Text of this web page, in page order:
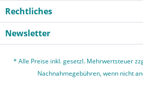
Rechtliches
Newsletter
* Alle Preise inkl. gesetzl. Mehrwertsteuer
Nachnahmegebühren, wenn nicht